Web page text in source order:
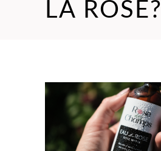
LA ROSE?